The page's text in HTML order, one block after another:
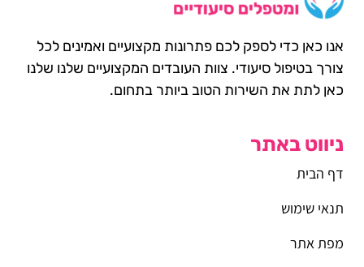
אנו כאן כדי לספק לכם פתרונות מקצועיים ואמינים לכל
צורך בטיפול סיעודי. צוות העובדים המקצועיים שלנו שלנו
כאן לתת את השירות הטוב ביותר בתחום.
ניווט באתר
דף הבית
תנאי שימוש
מפת אתר